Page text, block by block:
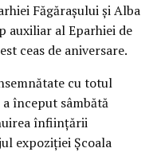
Făgărașului și Alba
auxiliar al Eparhiei de
ceas de aniversare.
cu totul
început sâmbătă
înființării
expoziției Școala